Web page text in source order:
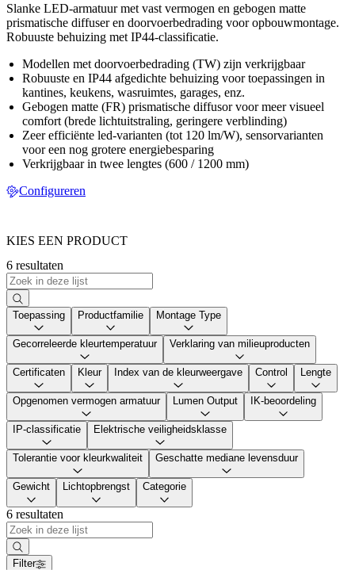
Slanke LED-armatuur met vast vermogen en gebogen matte
prismatische diffuser en doorvoerbedrading voor opbouwmontage.
Robuuste behuizing met IP44-classificatie.
Modellen met doorvoerbedrading (TW) zijn verkrijgbaar
Robuuste en IP44 afgedichte behuizing voor toepassingen in
kantines, keukens, wasruimtes, garages, enz.
Gebogen matte (FR) prismatische diffusor voor meer visueel
comfort (brede lichtuitstraling, geringere verblinding)
Zeer efficiënte led-varianten (tot 120 lm/W), sensorvarianten
voor een nog grotere energiebesparing
Verkrijgbaar in twee lengtes (600 / 1200 mm)
Configureren
KIES EEN PRODUCT
6 resultaten
Toepassing Productfamilie Montage Type
Gecorreleerde kleurtemperatuur Verklaring van milieuproducten
Certificaten Kleur Index van de kleurweergave Control Lengte
Opgenomen vermogen armatuur Lumen Output IK-beoordeling
IP-classificatie Elektrische veiligheidsklasse
Tolerantie voor kleurkwaliteit Geschatte mediane levensduur
Gewicht Lichtopbrengst Categorie
6 resultaten
Filter